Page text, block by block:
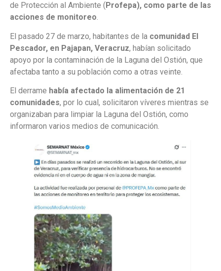
de Protección al Ambiente (Profepa), como parte de las
acciones de monitoreo.
El pasado 27 de marzo, habitantes de la comunidad El
Pescador, en Pajapan, Veracruz, habían solicitado
apoyo por la contaminación de la Laguna del Ostión, que
afectaba tanto a su población como a otras veinte.
El derrame había afectado la alimentación de 21
comunidades, por lo cual, solicitaron víveres mientras se
organizaban para limpiar la Laguna del Ostión, como
informaron varios medios de comunicación.